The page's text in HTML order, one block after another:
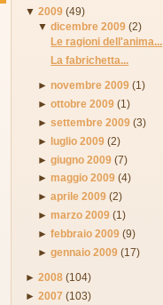
▼ 2009 (49)
▼dicembre 2009 (2)
Le ragioni dell'anima...
La fabrichetta...
►novembre 2009 (1)
►ottobre 2009 (1)
►settembre 2009 (3)
► luglio 2009 (2)
►giugno 2009 (7)
►maggio 2009 (4)
►aprile 2009 (2)
►marzo 2009 (1)
►febbraio 2009 (9)
►gennaio 2009 (17)
► 2008 (104)
► 2007 (103)